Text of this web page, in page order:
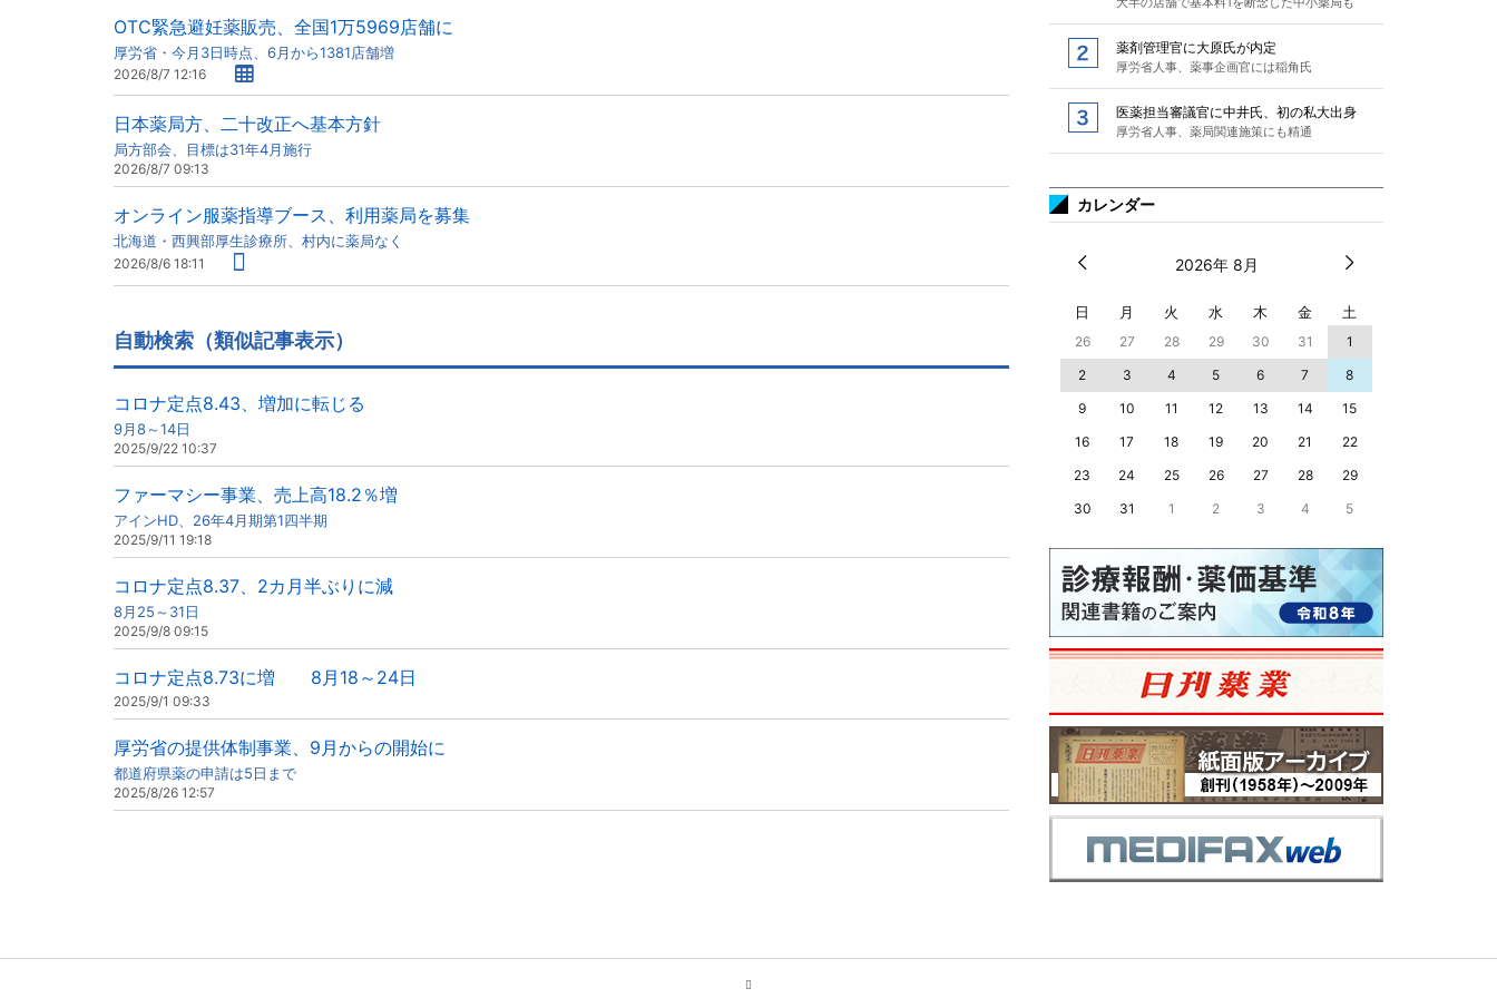
OTC緊急避妊薬販売、全国1万5969店舗に
厚労省・今月3日時点、6月から1381店舗増
2026/8/7 12:16
日本薬局方、二十改正へ基本方針
局方部会、目標は31年4月施行
2026/8/7 09:13
オンライン服薬指導ブース、利用薬局を募集
北海道・西興部厚生診療所、村内に薬局なく
2026/8/6 18:11
自動検索（類似記事表示）
コロナ定点8.43、増加に転じる
9月8～14日
2025/9/22 10:37
ファーマシー事業、売上高18.2％増
アインHD、26年4月期第1四半期
2025/9/11 19:18
コロナ定点8.37、2カ月半ぶりに減
8月25～31日
2025/9/8 09:15
コロナ定点8.73に増 8月18～24日
2025/9/1 09:33
厚労省の提供体制事業、9月からの開始に
都道府県薬の申請は5日まで
2025/8/26 12:57
薬剤管理官に大原氏が内定
厚労省人事、薬事企画官には稲角氏
医薬担当審議官に中井氏、初の私大出身
厚労省人事、薬局関連施策にも精通
カレンダー
2026年 8月
日 月 火 水 木 金 土
26 27 28 29 30 31
1
2
3 4 5 6 7
8
9
10 11 12 13 14
15
16
17 18 19 20 21
22
23
24 25 26 27 28
29
30
31 1 2 3 4 5